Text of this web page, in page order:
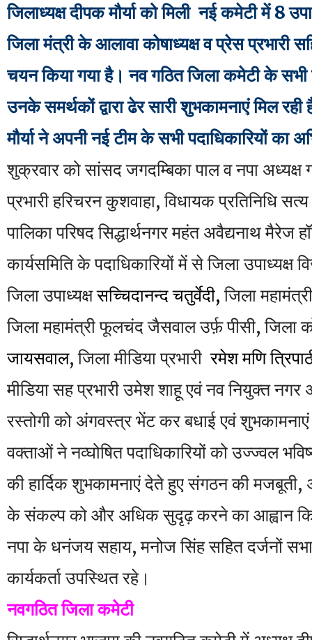
जिलाध्यक्ष दीपक मौर्या को मिली नई कमेटी में 8
जिला मंत्री के आलावा कोषाध्यक्ष व प्रेस प्रभारी
चयन किया गया है। नव गठित जिला कमेटी के सभी
उनके समर्थकों द्वारा ढेर सारी शुभकामनाएं मिल रही
मौर्या ने अपनी नई टीम के सभी पदाधिकारियों का
शुक्रवार को सांसद जगदम्बिका पाल व नपा अध्यक्ष
प्रभारी हरिचरन कुशवाहा, विधायक प्रतिनिधि
पालिका परिषद सिद्धार्थनगर महंत अवैद्यनाथ मैरेज
कार्यसमिति के पदाधिकारियों में से जिला उपाध्यक्ष
जिला उपाध्यक्षसच्चिदानन्द चतुर्वेदी,जिला
जिला महामंत्री फूलचंद जैसवाल उर्फ़ पीसी, जिला
जायसवाल, जिला मीडिया प्रभारी रमेश मणि
मीडिया सह प्रभारी उमेश शाहू एवं नव नियुक्त नगर
रस्तोगी को अंगवस्त्र भेंट कर बधाई एवं
वक्ताओं ने नव्घोषित पदाधिकारियों को उज्ज्वल
की हार्दिक शुभकामनाएं देते हुए संगठन की
के संकल्प को और अधिक सुदृढ़ करने का आह्वान
नपा के धनंजय सहाय, मनोज सिंह सहित दर्जनों
कार्यकर्ता उपस्थित रहे।
नवगठित जिला कमेटी